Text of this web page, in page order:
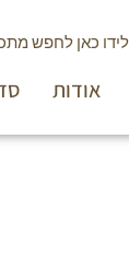
אודות